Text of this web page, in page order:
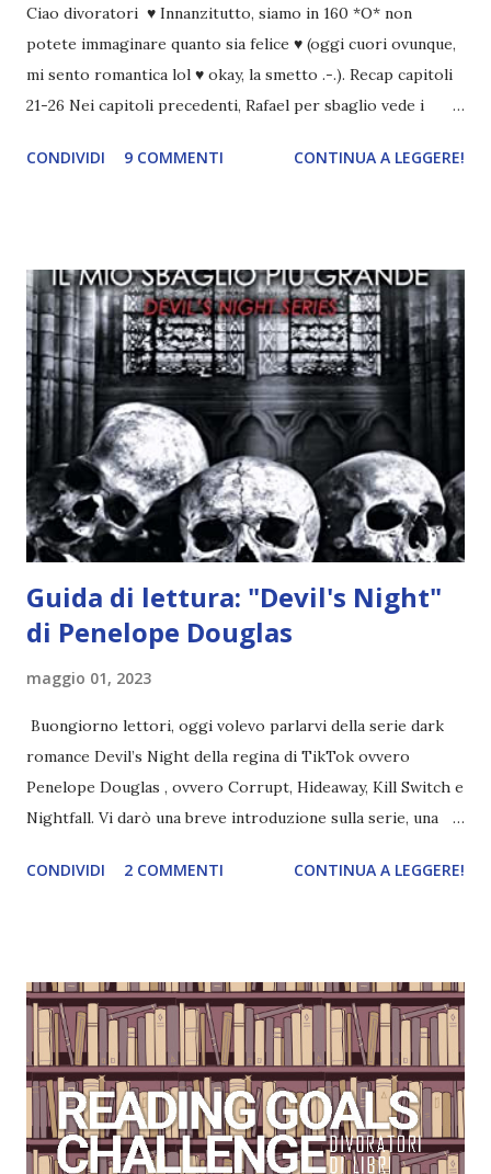
Ciao divoratori ♥ Innanzitutto, siamo in 160 *O* non
potete immaginare quanto sia felice ♥ (oggi cuori ovunque,
mi sento romantica lol ♥ okay, la smetto .-.). Recap capitoli
21-26 Nei capitoli precedenti, Rafael per sbaglio vede i
incontrano e Hesediel mostra loro come combattere i puri.
angelo puro, Elemiah. Ma, a differenza di cosa pensano,
l'angelo non ha intenzione di fare una strage, piuttosto è lì
per avvertili che Mikael non è più "l'angelo puro" che
credono e che potrebbe aver ucciso altri mezzi angeli, tipo
Rafael. A quelle parole, Haniel seguito da altri ibridi, si reca
nell'appartamento, senza risultati. Infine cercano nella
chiesetta. Lì trovano Rafael alle prese con gli angeli puri,
ma questa volta ...
CONDIVIDI 9 COMMENTI CONTINUA A LEGGERE!
Guida di lettura: "Devil's Night"
di Penelope Douglas
maggio 01, 2023
Buongiorno lettori, oggi volevo parlarvi della serie dark
romance Devil’s Night della regina di TikTok ovvero
Penelope Douglas , ovvero Corrupt, Hideaway, Kill Switch e
Nightfall. Vi darò una breve introduzione sulla serie, una
e anche un breve commento sui libri singoli. I libri sono in
grande (Devil's Night 1#) Autrice : Penelope Douglas
Pagine: 448 Editore: Newton Compton Editori
Pubblicazione: 10 Gennaio 2023 Traduttore: Laura Lancini
Trama: “Si chiama Michael Crist. È il fratello maggiore del
mio ragazzo ed è come quei film dell'orrore che guardi
coprendoti gli occhi. È bellissimo, forte, e assolutamente
CONDIVIDI 2 COMMENTI CONTINUA A LEGGERE!